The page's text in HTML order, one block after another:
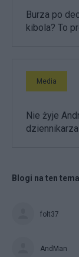
Burza po
kibola? To
Media
Nie żyje
dziennikarza
Blogi na ten
folt37
AndMan